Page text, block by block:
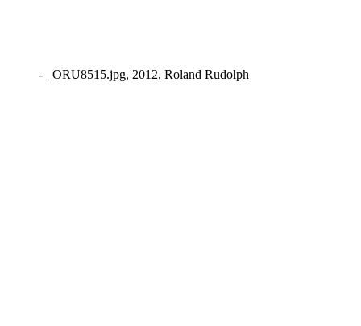
- _ORU8515.jpg, 2012, Roland Rudolph